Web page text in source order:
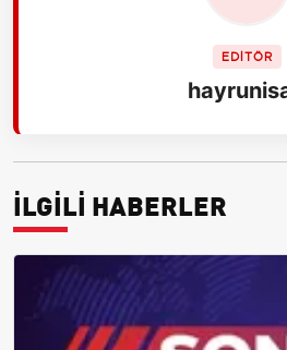
EDİTÖR
İLGİLİ HABERLER